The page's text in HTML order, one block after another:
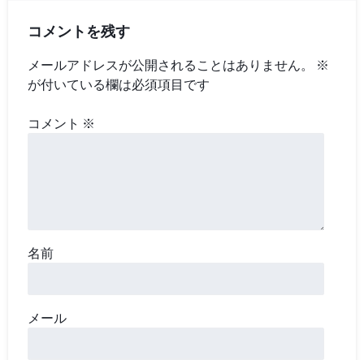
コメントを残す
メールアドレスが公開されることはありません。
※
が付いている欄は必須項目です
コメント ※
名前
メール